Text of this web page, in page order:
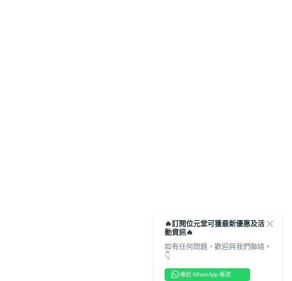
🔥訂閱位元堂可獲最新優惠及活
動資訊🔥
如有任何問題，歡迎與我們聯絡。
👇
連結 WhatsApp 帳號